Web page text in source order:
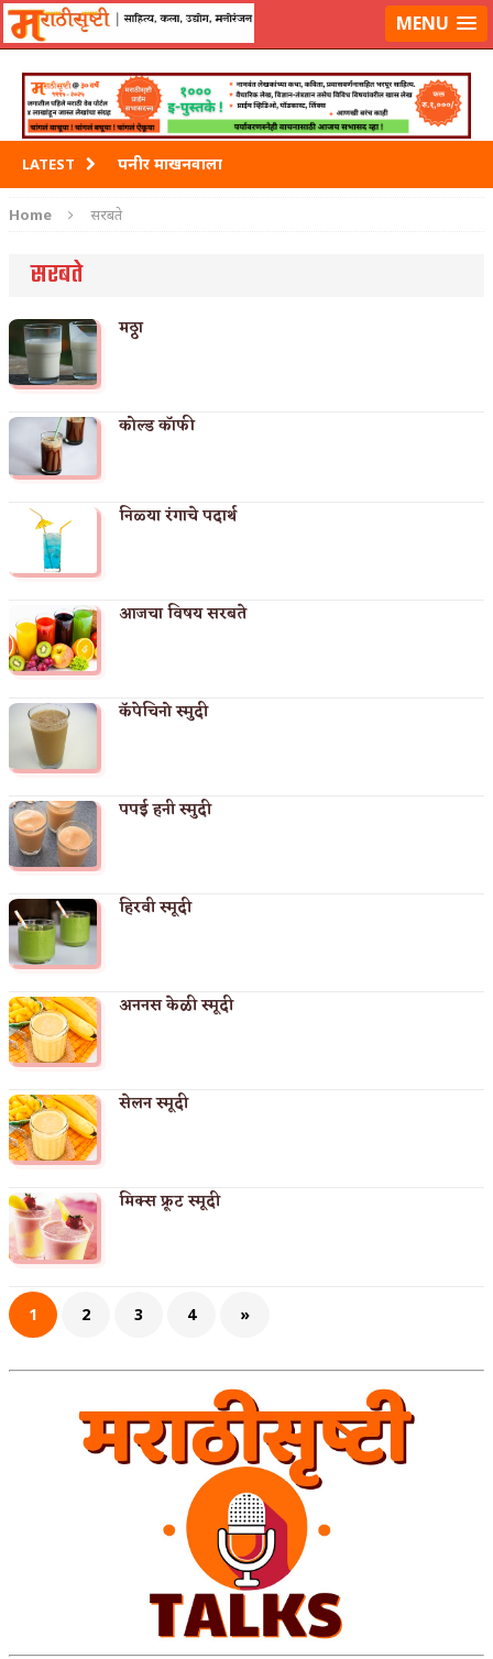
मराठीसृष्टीवर लॉग-इन करा MENU
LATEST पनीर माखनवाला
पावभाजी
साबुदाणा वडा
Home सरबते
सरबते
मठ्ठा
कोल्ड कॉफी
निळ्या रंगाचे पदार्थ
आजचा विषय सरबते
कॅपेचिनो स्मुदी
पपई हनी स्मुदी
हिरवी स्मूदी
अननस केळी स्मूदी
सेलन स्मूदी
मिक्स फ्रूट स्मूदी
1 2 3 4 »